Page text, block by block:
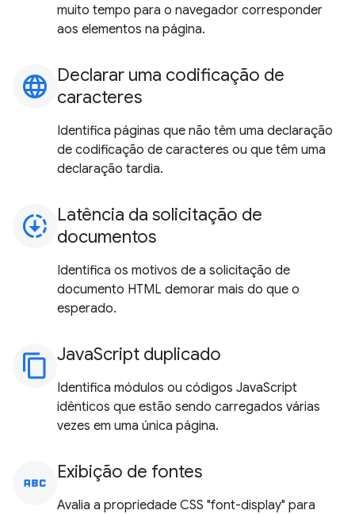
muito tempo para o navegador corresponder
aos elementos na página.
language Declarar uma codificação de
caracteres
Identifica páginas que não têm uma declaração
de codificação de caracteres ou que têm uma
declaração tardia.
downloading Latência da solicitação de
documentos
Identifica os motivos de a solicitação de
documento HTML demorar mais do que o
esperado.
content_copy JavaScript duplicado
Identifica módulos ou códigos JavaScript
idênticos que estão sendo carregados várias
vezes em uma única página.
abc Exibição de fontes
Avalia a propriedade CSS "font-display" para